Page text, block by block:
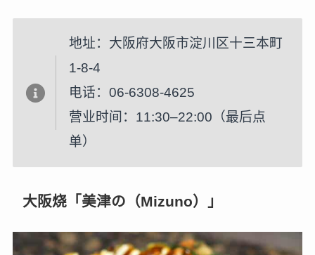
地址：大阪府大阪市淀川区十三本町
1-8-4
电话：06-6308-4625
营业时间：11:30–22:00（最后点
单）
大阪烧「美津の（Mizuno）」